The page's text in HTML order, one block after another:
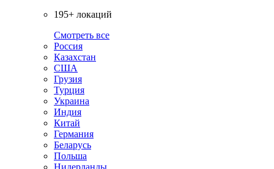
195+ локаций
Смотреть все
Россия
Казахстан
США
Грузия
Турция
Украина
Индия
Китай
Германия
Беларусь
Польша